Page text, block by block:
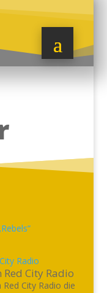
Radio
Red City Radio
City Radio die